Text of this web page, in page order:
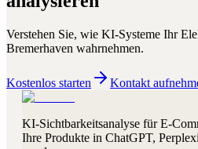
Verstehen Sie, wie KI-Systeme Ihr
Bremerhaven wahrnehmen.
Kostenlos starten Kontakt
KI-Sichtbarkeitsanalyse für E-
Ihre Produkte in ChatGPT,